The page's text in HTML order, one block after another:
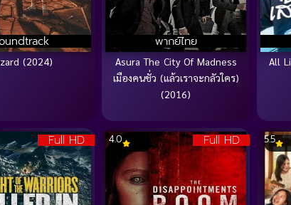
(2024)
พากย์ไทย
Asura The City Of Madness
เมืองคนชั่ว (แล้วเราจะกลัวใคร)
(2016)
All
Full HD Full HD
4.0 5.5